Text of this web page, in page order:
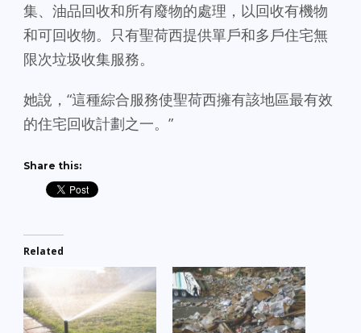
集、油品回收和所有廢物的處理，以回收有機物
和可回收物。只有聖荷西提供單戶和多戶住宅無
限次垃圾收集服務。
她說，“這種綜合服務使聖荷西擁有該地區最有效
的住宅回收計劃之一。”
Share this:
Related